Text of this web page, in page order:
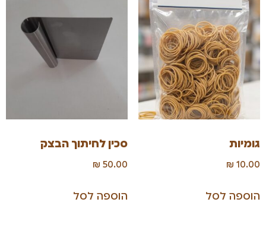
גומיות
₪ 10.00
הוספה לסל
סכין לחיתוך הבצק
₪ 50.00
הוספה לסל